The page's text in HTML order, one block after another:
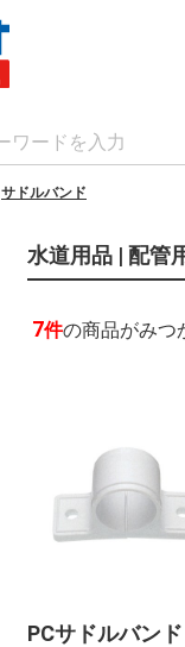
サドルバンド
水道用品 | 配管
7件の商品がみつ
PCサドルバンド